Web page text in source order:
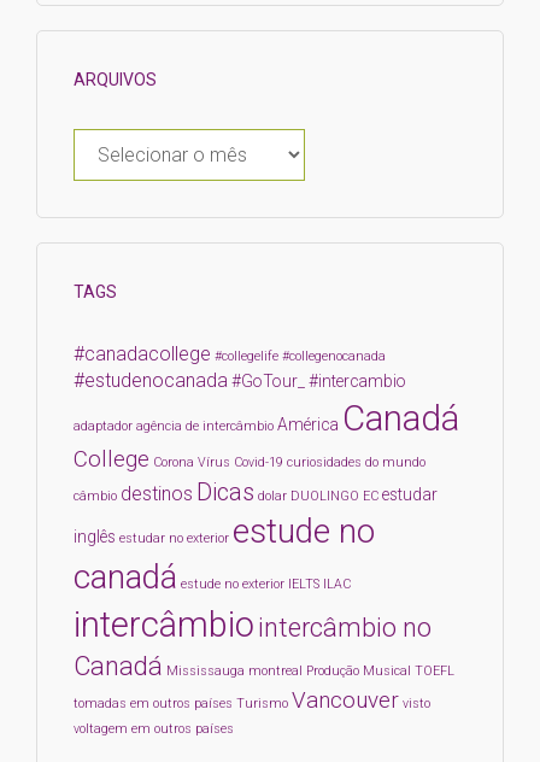
ARQUIVOS
TAGS
#canadacollege #collegelife #collegenocanada
#estudenocanada#GoTour_ #intercambio
adaptador agência de intercâmbio América Canadá
College Corona Vírus Covid-19 curiosidades do mundo
câmbio destinos Dicas dolar DUOLINGO EC estudar
inglês estudar no exterior estude no
canadá estude no exterior IELTS ILAC
intercâmbio intercâmbio no
Canadá Mississauga montreal Produção Musical TOEFL
tomadas em outros países Turismo Vancouver visto
voltagem em outros países